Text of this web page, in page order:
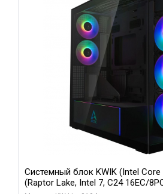
Системный блок KWIK (Intel Core
(Raptor Lake, Intel 7, C24 16EC/